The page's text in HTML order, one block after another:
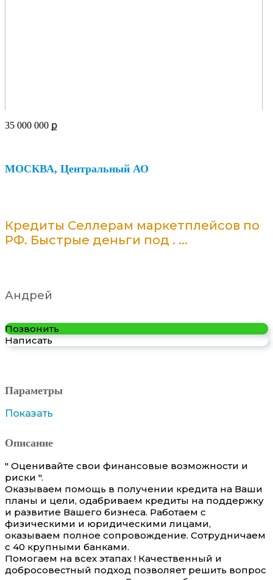
35 000 000 ք
МОСКВА, Центральный АО
Кредиты Селлерам маркетплейсов по
РФ. Быстрые деньги под . ...
Андрей
Позвонить
Написать
Параметры
Показать
Описание
" ⁣⁣⁣⁣⁣⁣⁣⁣⁣⁣Оценивайте свои финансовые возможности и
риски ".
О⁣⁣⁣⁣⁣казываем помощь в получении кредита на Ваши
планы и цели, одабриваем кредиты на поддержку
и развитие Вашего бизнеса⁣. Работаем с
физическими и юридическими лицами,
оказываем полное сопровождение. Сотрудничаем
с 40 крупными банками.
Помогаем на всех этапах ! Качественный и
добросовестный подход позволяет решить вопрос